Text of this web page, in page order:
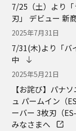
7/25（土）より
刃」 デビュー 新
2025年7月31日
7/31(木)より「バ
中
2025年5月21日
【お詫び】パナ
ュ パームイン（
ーバー 3枚刃（
みなさまへ